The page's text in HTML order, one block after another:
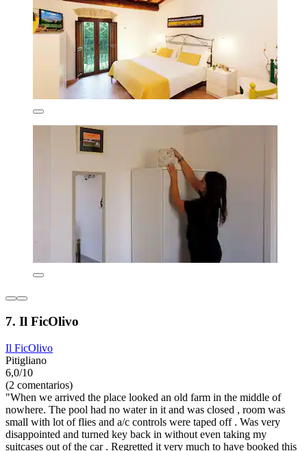
7. Il FicOlivo
Il FicOlivo
Pitigliano
6,0/10
(2 comentarios)
"When we arrived the place looked an old farm in the middle of
nowhere. The pool had no water in it and was closed , room was
small with lot of flies and a/c controls were taped off . Was very
disappointed and turned key back in without even taking my
suitcases out of the car . Regretted it very much to have booked this